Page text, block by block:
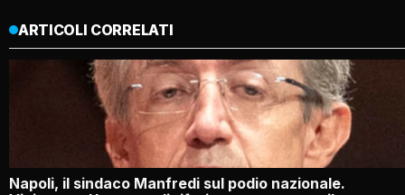
ARTICOLI CORRELATI
Napoli, il sindaco Manfredi sul podio nazionale.